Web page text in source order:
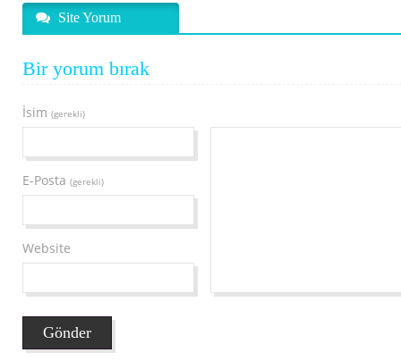
Site Yorum
Bir yorum bırak
İsim (gerekli)
E-Posta (gerekli)
Website